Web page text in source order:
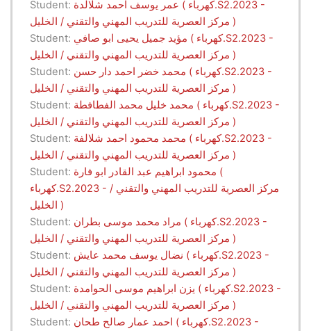
Student: عمر يوسف احمد شلالدة ( كهرباء.S2.2023 -
مركز العصرية للتدريب المهني والتقني / الخليل )
Student: مؤيد جميل يحيى ابو صافي ( كهرباء.S2.2023 -
مركز العصرية للتدريب المهني والتقني / الخليل )
Student: محمد خضر احمد دار حسن ( كهرباء.S2.2023 -
مركز العصرية للتدريب المهني والتقني / الخليل )
Student: محمد خليل محمد الفطافطة ( كهرباء.S2.2023 -
مركز العصرية للتدريب المهني والتقني / الخليل )
Student: محمد محمود احمد شلالفة ( كهرباء.S2.2023 -
مركز العصرية للتدريب المهني والتقني / الخليل )
Student: محمود ابراهيم عبد القادر ابو فارة (
كهرباء.S2.2023 - مركز العصرية للتدريب المهني والتقني /
الخليل )
Student: مراد محمد موسى بطران ( كهرباء.S2.2023 -
مركز العصرية للتدريب المهني والتقني / الخليل )
Student: نضال يوسف محمد عايش ( كهرباء.S2.2023 -
مركز العصرية للتدريب المهني والتقني / الخليل )
Student: يزن ابراهيم موسى الحوامدة ( كهرباء.S2.2023 -
مركز العصرية للتدريب المهني والتقني / الخليل )
Student: احمد عمار صالح طحان ( كهرباء.S2.2023 -